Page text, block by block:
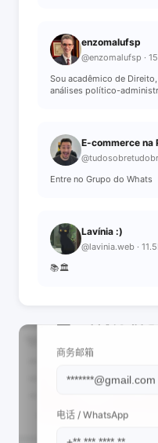
enzomalufsp
@enzomalufsp ·
Sou acadêmico de
análises político-
E-commerce na
Entre no Grupo do Whats
Lavínia :)
@lavinia.web ·
📚🏛️
商务邮箱
电话 / WhatsApp